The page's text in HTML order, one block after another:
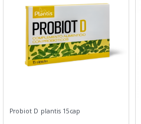
Probiot D plantis 15cap